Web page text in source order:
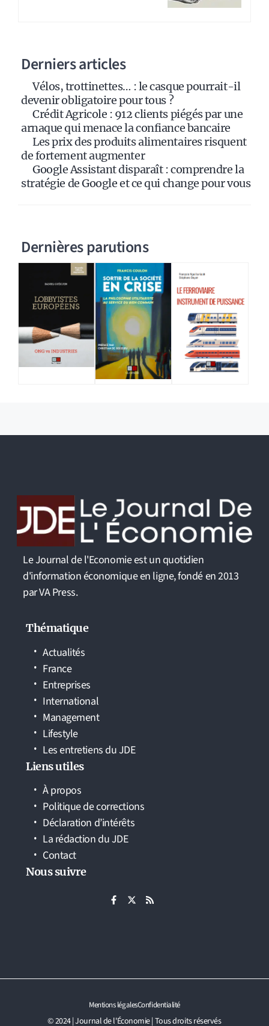
Derniers articles
Vélos, trottinettes… : le casque pourrait-il
devenir obligatoire pour tous ?
Crédit Agricole : 912 clients piégés par une
arnaque qui menace la confiance bancaire
Les prix des produits alimentaires risquent
de fortement augmenter
Google Assistant disparaît : comprendre la
stratégie de Google et ce qui change pour vous
Dernières parutions
Le Journal de l'Economie est un quotidien
d'information économique en ligne, fondé en 2013
par VA Press.
Thématique
Actualités
France
Entreprises
International
Management
Lifestyle
Les entretiens du JDE
Liens utiles
À propos
Politique de corrections
Déclaration d’intérêts
La rédaction du JDE
Contact
Nous suivre
© 2024 | Journal de l'Économie | Tous droits réservés
Mentions légalesConfidentialité